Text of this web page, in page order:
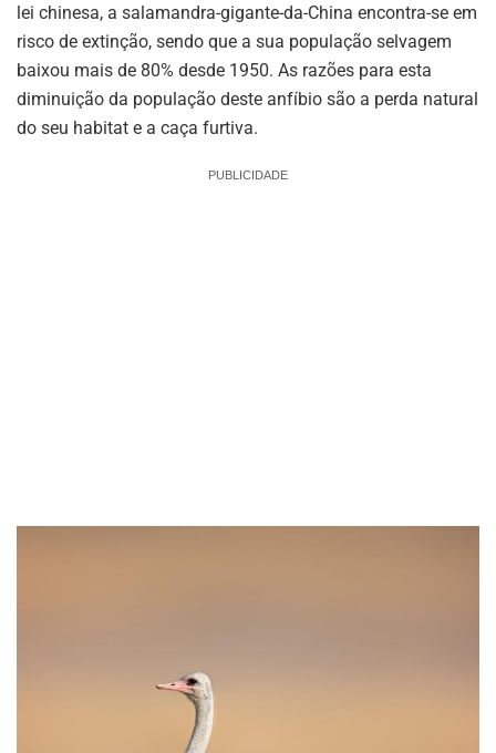
lei chinesa, a salamandra-gigante-da-China encontra-se em
risco de extinção, sendo que a sua população selvagem
baixou mais de 80% desde 1950. As razões para esta
diminuição da população deste anfíbio são a perda natural
do seu habitat e a caça furtiva.
PUBLICIDADE